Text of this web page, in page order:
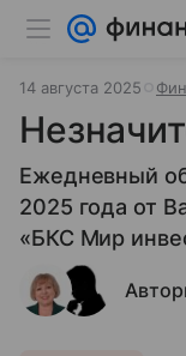
14 августа 2025
Ежедневный
2025 года от
«БКС Мир